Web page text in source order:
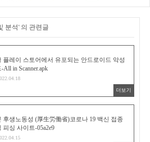
분석' 의 관련글
플레이 스토어에서 유포되는 안드로이드 악성
All in Scanner.apk
더보기
후생노동성 (厚生労働省)코로나 19 백신 접종
피싱 사이트-05a2e9